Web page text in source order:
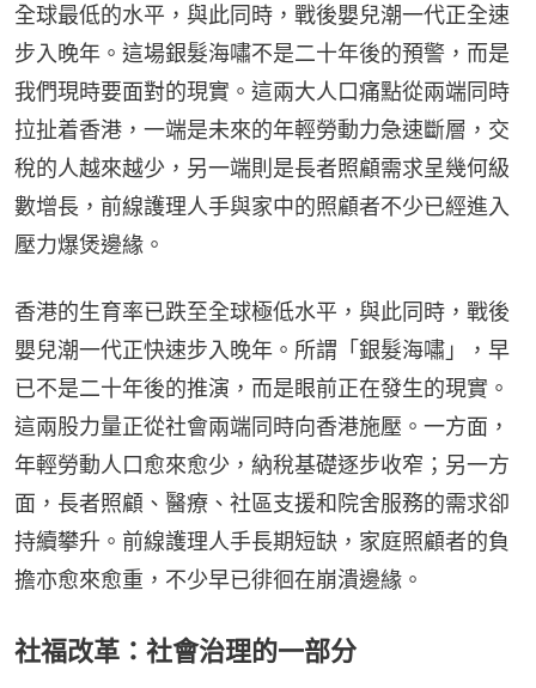
全球最低的水平，與此同時，戰後嬰兒潮一代正全速
步入晚年。這場銀髮海嘯不是二十年後的預警，而是
我們現時要面對的現實。這兩大人口痛點從兩端同時
拉扯着香港，一端是未來的年輕勞動力急速斷層，交
稅的人越來越少，另一端則是長者照顧需求呈幾何級
數增長，前線護理人手與家中的照顧者不少已經進入
壓力爆煲邊緣。
香港的生育率已跌至全球極低水平，與此同時，戰後
嬰兒潮一代正快速步入晚年。所謂「銀髮海嘯」，早
已不是二十年後的推演，而是眼前正在發生的現實。
這兩股力量正從社會兩端同時向香港施壓。一方面，
年輕勞動人口愈來愈少，納稅基礎逐步收窄；另一方
面，長者照顧、醫療、社區支援和院舍服務的需求卻
持續攀升。前線護理人手長期短缺，家庭照顧者的負
擔亦愈來愈重，不少早已徘徊在崩潰邊緣。
社福改革：社會治理的一部分